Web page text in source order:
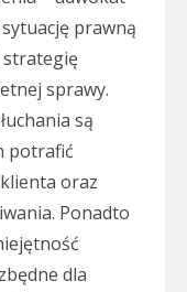
prawną
strategię
sprawy.
są
potrafić
oraz
Ponadto
dla